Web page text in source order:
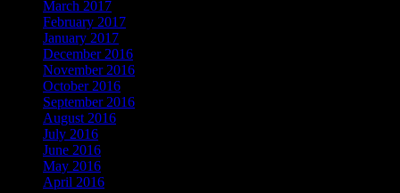
March 2017
February 2017
January 2017
December 2016
November 2016
October 2016
September 2016
August 2016
July 2016
June 2016
May 2016
April 2016